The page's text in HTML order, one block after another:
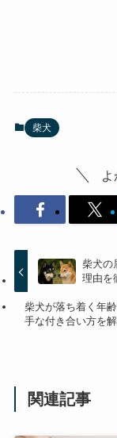
柴犬
柴犬の
理由を
柴犬が落ち着く年
手な付き合い方を
関連記事